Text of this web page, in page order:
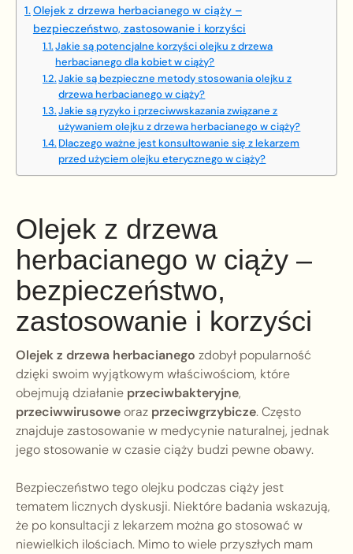
Olejek z drzewa herbacianego w ciąży –
bezpieczeństwo, zastosowanie i korzyści
Jakie są potencjalne korzyści olejku z drzewa
herbacianego dla kobiet w ciąży?
Jakie są bezpieczne metody stosowania olejku z
drzewa herbacianego w ciąży?
Jakie są ryzyko i przeciwwskazania związane z
używaniem olejku z drzewa herbacianego w ciąży?
Dlaczego ważne jest konsultowanie się z lekarzem
przed użyciem olejku eterycznego w ciąży?
Olejek z drzewa
herbacianego w ciąży –
bezpieczeństwo,
zastosowanie i korzyści
Olejek z drzewa herbacianego zdobył popularność
dzięki swoim wyjątkowym właściwościom, które
obejmują działanie przeciwbakteryjne,
przeciwwirusoweoraz przeciwgrzybicze. Często
znajduje zastosowanie w medycynie naturalnej, jednak
jego stosowanie w czasie ciąży budzi pewne obawy.
Bezpieczeństwo tego olejku podczas ciąży jest
tematem licznych dyskusji. Niektóre badania wskazują,
że po konsultacji z lekarzem można go stosować w
niewielkich ilościach. Mimo to wiele przyszłych mam